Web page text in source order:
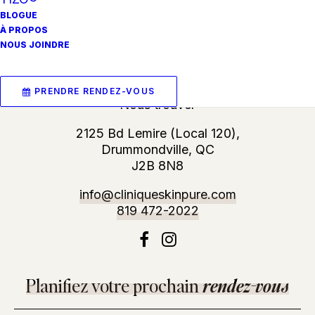
BLOGUE
À PROPOS
NOUS JOINDRE
PRENDRE RENDEZ-VOUS
Nous trouver
2125 Bd Lemire (Local 120),
Drummondville, QC
J2B 8N8
info@cliniqueskinpure.com
819 472-2022
Planifiez votre prochainrendez-vous